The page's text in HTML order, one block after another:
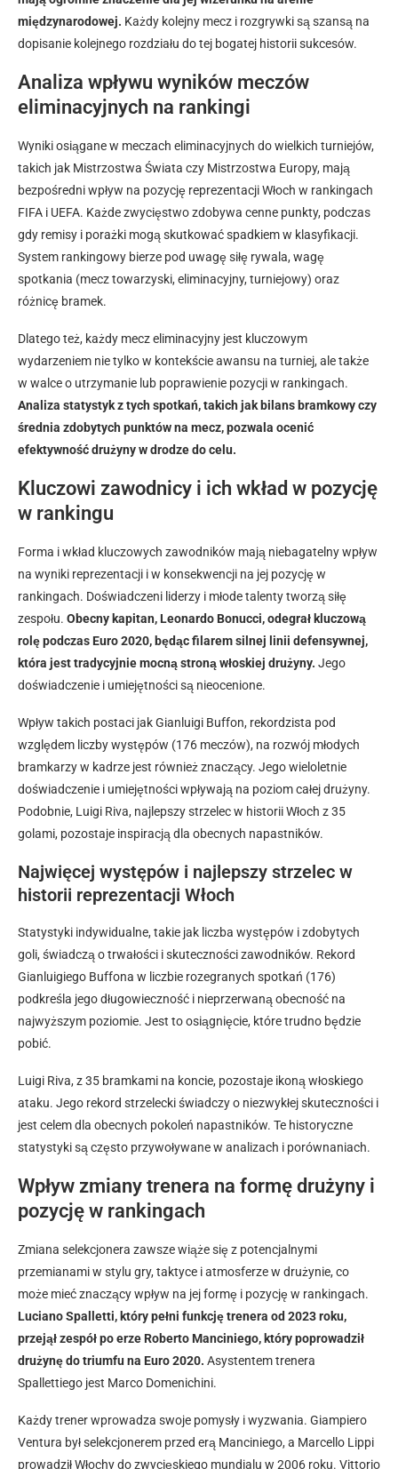
międzynarodowej. Każdy kolejny mecz i rozgrywki są szansą na
dopisanie kolejnego rozdziału do tej bogatej historii sukcesów.
Analiza wpływu wyników meczów
eliminacyjnych na rankingi
Wyniki osiągane w meczach eliminacyjnych do wielkich turniejów,
takich jak Mistrzostwa Świata czy Mistrzostwa Europy, mają
bezpośredni wpływ na pozycję reprezentacji Włoch w rankingach
FIFA i UEFA. Każde zwycięstwo zdobywa cenne punkty, podczas
gdy remisy i porażki mogą skutkować spadkiem w klasyfikacji.
System rankingowy bierze pod uwagę siłę rywala, wagę
spotkania (mecz towarzyski, eliminacyjny, turniejowy) oraz
różnicę bramek.
Dlatego też, każdy mecz eliminacyjny jest kluczowym
wydarzeniem nie tylko w kontekście awansu na turniej, ale także
w walce o utrzymanie lub poprawienie pozycji w rankingach.
Analiza statystyk z tych spotkań, takich jak bilans bramkowy czy
średnia zdobytych punktów na mecz, pozwala ocenić
efektywność drużyny w drodze do celu.
Kluczowi zawodnicy i ich wkład w pozycję
w rankingu
Forma i wkład kluczowych zawodników mają niebagatelny wpływ
na wyniki reprezentacji i w konsekwencji na jej pozycję w
rankingach. Doświadczeni liderzy i młode talenty tworzą siłę
zespołu. Obecny kapitan, Leonardo Bonucci, odegrał kluczową
rolę podczas Euro 2020, będąc filarem silnej linii defensywnej,
która jest tradycyjnie mocną stroną włoskiej drużyny. Jego
doświadczenie i umiejętności są nieocenione.
Wpływ takich postaci jak Gianluigi Buffon, rekordzista pod
względem liczby występów (176 meczów), na rozwój młodych
bramkarzy w kadrze jest również znaczący. Jego wieloletnie
doświadczenie i umiejętności wpływają na poziom całej drużyny.
Podobnie, Luigi Riva, najlepszy strzelec w historii Włoch z 35
golami, pozostaje inspiracją dla obecnych napastników.
Najwięcej występów i najlepszy strzelec w
historii reprezentacji Włoch
Statystyki indywidualne, takie jak liczba występów i zdobytych
goli, świadczą o trwałości i skuteczności zawodników. Rekord
Gianluigiego Buffona w liczbie rozegranych spotkań (176)
podkreśla jego długowieczność i nieprzerwaną obecność na
najwyższym poziomie. Jest to osiągnięcie, które trudno będzie
pobić.
Luigi Riva, z 35 bramkami na koncie, pozostaje ikoną włoskiego
ataku. Jego rekord strzelecki świadczy o niezwykłej skuteczności i
jest celem dla obecnych pokoleń napastników. Te historyczne
statystyki są często przywoływane w analizach i porównaniach.
Wpływ zmiany trenera na formę drużyny i
pozycję w rankingach
Zmiana selekcjonera zawsze wiąże się z potencjalnymi
przemianami w stylu gry, taktyce i atmosferze w drużynie, co
może mieć znaczący wpływ na jej formę i pozycję w rankingach.
Luciano Spalletti, który pełni funkcję trenera od 2023 roku,
przejął zespół po erze Roberto Manciniego, który poprowadził
drużynę do triumfu na Euro 2020. Asystentem trenera
Spallettiego jest Marco Domenichini.
Każdy trener wprowadza swoje pomysły i wyzwania. Giampiero
Ventura był selekcjonerem przed erą Manciniego, a Marcello Lippi
prowadził Włochy do zwycięskiego mundialu w 2006 roku. Vittorio